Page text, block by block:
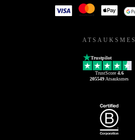
ATSAUKSMES
Trustpilot
TrustScore 4.6
205549 Atsauksmes